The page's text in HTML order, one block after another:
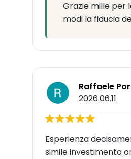
Grazie mille per
modi la fiducia
Raffaele
2026.06.11
Esperienza
simile investimento